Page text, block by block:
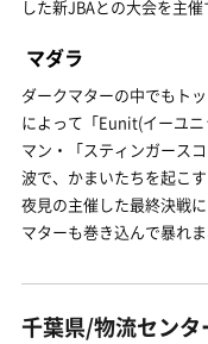
した新JBAとの大会を主催
マダラ
ダークマターの中でもト
によって「Eunit(イーユ
マン・「スティンガース
波で、かまいたちを起こ
夜見の主催した最終決戦
マターも巻き込んで暴れま
千葉県/物流セン